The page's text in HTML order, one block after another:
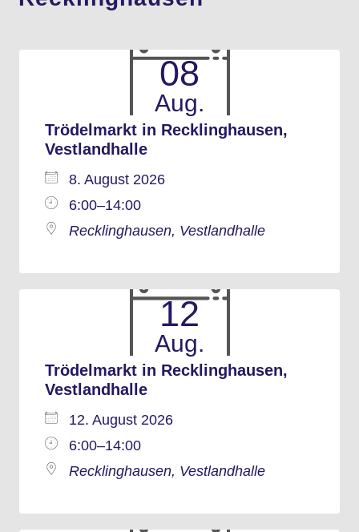
08
Aug.
Trödelmarkt in Recklinghausen,
Vestlandhalle
8. August 2026
6:00–14:00
Recklinghausen, Vestlandhalle
12
Aug.
Trödelmarkt in Recklinghausen,
Vestlandhalle
12. August 2026
6:00–14:00
Recklinghausen, Vestlandhalle